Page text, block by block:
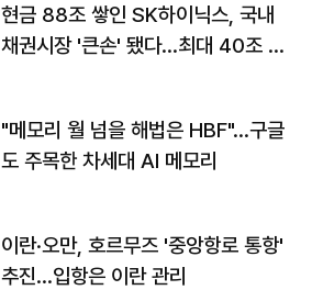
현금 88조 쌓인 SK하이닉스, 국내
채권시장 '큰손' 됐다…최대 40조 투
"메모리 월 넘을 해법은 HBF"…구글
도 주목한 차세대 AI 메모리
이란·오만, 호르무즈 '중앙항로 통항'
추진…입항은 이란 관리